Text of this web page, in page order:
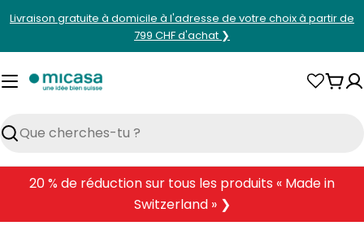
contenu
Livraison gratuite à domicile à l'adresse de votre choix à partir de
799 CHF d'achat ❯
Rechercher
20 % de réduction sur tous les produits « Made in
Switzerland » ❯